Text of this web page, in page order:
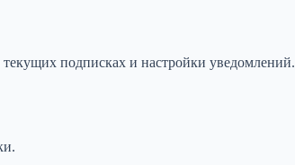
подписках и настройки уведомлений.